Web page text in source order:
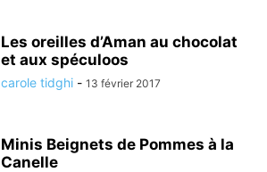
Les oreilles d’Aman au chocolat
et aux spéculoos
carole tidghi - 13 février 2017
Minis Beignets de Pommes à la
Canelle